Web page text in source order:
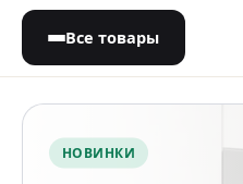
Все товары
Магазин
НОВИНКИ